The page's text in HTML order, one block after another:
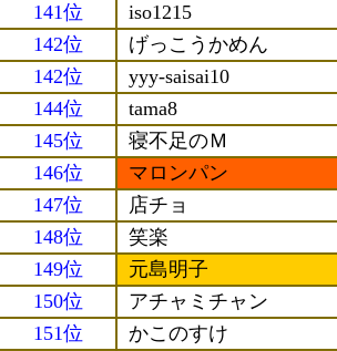
141位
iso1215
142位
げっこうかめん
142位
yyy-saisai10
144位
tama8
145位
寝不足のＭ
146位
マロンパン
147位
店チョ
148位
笑楽
149位
元島明子
150位
アチャミチャン
151位
かこのすけ